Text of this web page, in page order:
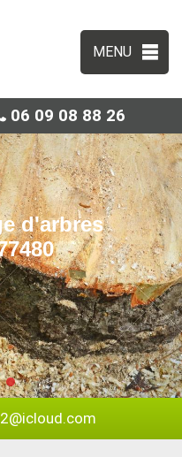
MENU
06 09 08 88 26
d'arbres